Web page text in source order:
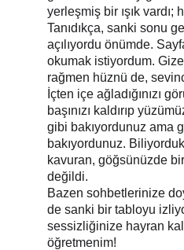
yerleşmiş bir ışık vardı;
Tanıdıkça, sanki sonu
açılıyordu önümde.
okumak istiyordum.
rağmen hüznü de,
İçten içe ağladığınızı
başınızı kaldırıp
gibi bakıyordunuz ama
bakıyordunuz.
kavuran, göğsünüzde
değildi.
Bazen sohbetlerinize
de sanki bir tabloyu
sessizliğinize hayran
öğretmenim!